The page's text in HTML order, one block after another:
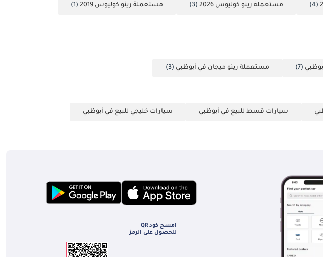
(4) مستعملة رينو كوليوس 2026 (3) مستعملة رينو كوليوس 2019 (1)
(7) مستعملة رينو ميجان في أبوظبي (3)
سيارات قسط للبيع في أبوظبي سيارات خليجي للبيع في أبوظبي
امسح كود QR
للحصول على الرمز